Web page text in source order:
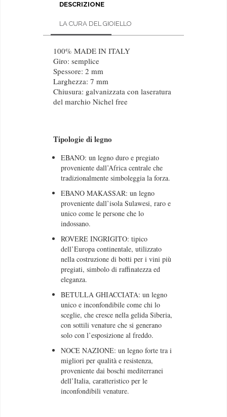
DESCRIZIONE
LA CURA DEL GIOIELLO
100% MADE IN ITALY
Giro: semplice
Spessore: 2 mm
Larghezza: 7 mm
Chiusura: galvanizzata con laseratura
del marchio Nichel free
Tipologie di legno
EBANO: un legno duro e pregiato
proveniente dall’Africa centrale che
tradizionalmente simboleggia la forza.
EBANO MAKASSAR: un legno
proveniente dall’isola Sulawesi, raro e
unico come le persone che lo
indossano.
ROVERE INGRIGITO: tipico
dell’Europa continentale, utilizzato
nella costruzione di botti per i vini più
pregiati, simbolo di raffinatezza ed
eleganza.
BETULLA GHIACCIATA: un legno
unico e inconfondibile come chi lo
sceglie, che cresce nella gelida Siberia,
con sottili venature che si generano
solo con l’esposizione al freddo.
NOCE NAZIONE: un legno forte tra i
migliori per qualità e resistenza,
proveniente dai boschi mediterranei
dell’Italia, caratteristico per le
inconfondibili venature.